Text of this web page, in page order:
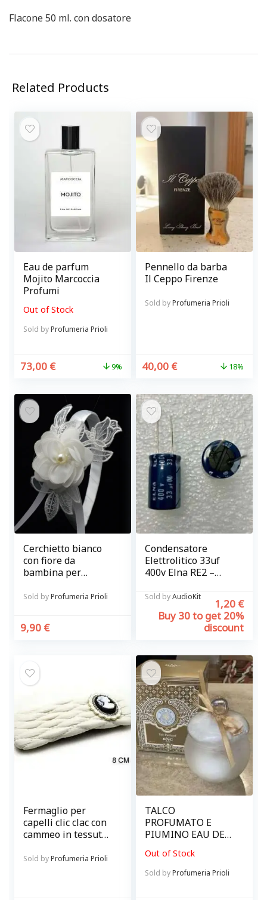
Flacone 50 ml. con dosatore
Related Products
Eau de parfum
Mojito Marcoccia
Profumi
Out of Stock
Sold byProfumeria Prioli
73,00 € 9%
Pennello da barba
Il Ceppo Firenze
Sold byProfumeria Prioli
40,00 € 18%
Cerchietto bianco
con fiore da
bambina per
Sold byProfumeria Prioli
9,90 €
Condensatore
Elettrolitico 33uf
400v Elna RE2 –
Sold byAudioKit
1,20 €
Buy 30 to get 20%
discount
Fermaglio per
capelli clic clac con
cammeo in tessuto
Look Company Hair
Sold byProfumeria Prioli
TALCO
PROFUMATO E
PIUMINO EAU DE
Out of Stock
Sold byProfumeria Prioli